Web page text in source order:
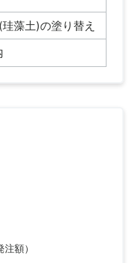
藻土)の塗り替え
注額）